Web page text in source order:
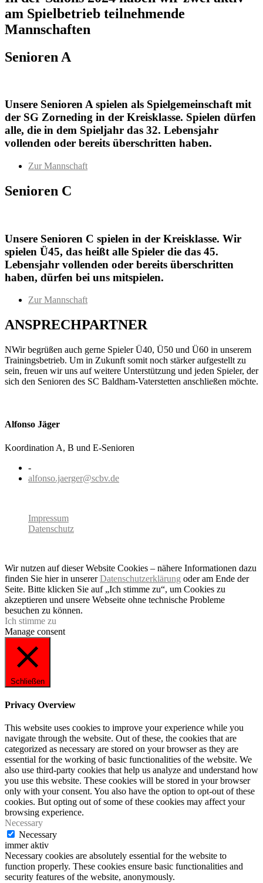
am Spielbetrieb teilnehmende
Mannschaften
Senioren A
Unsere Senioren A spielen als Spielgemeinschaft mit
der SG Zorneding in der Kreisklasse. Spielen dürfen
alle, die in dem Spieljahr das 32. Lebensjahr
vollenden oder bereits überschritten haben.
Zur Mannschaft
Senioren C
Unsere Senioren C spielen in der Kreisklasse. Wir
spielen Ü45, das heißt alle Spieler die das 45.
Lebensjahr vollenden oder bereits überschritten
haben, dürfen bei uns mitspielen.
Zur Mannschaft
ANSPRECHPARTNER
NWir begrüßen auch gerne Spieler Ü40, Ü50 und Ü60 in unserem
Trainingsbetrieb. Um in Zukunft somit noch stärker aufgestellt zu
sein, freuen wir uns auf weitere Unterstützung und jeden Spieler, der
sich den Senioren des SC Baldham-Vaterstetten anschließen möchte.
Alfonso Jäger
Koordination A, B und E-Senioren
-
alfonso.jaerger@scbv.de
Impressum
Datenschutz
Wir nutzen auf dieser Website Cookies – nähere Informationen dazu
finden Sie hier in unsererDatenschutzerklärung oder am Ende der
Seite. Bitte klicken Sie auf „Ich stimme zu“, um Cookies zu
akzeptieren und unsere Webseite ohne technische Probleme
besuchen zu können.
Ich stimme zu
Manage consent
Schließen
Privacy Overview
This website uses cookies to improve your experience while you
navigate through the website. Out of these, the cookies that are
categorized as necessary are stored on your browser as they are
essential for the working of basic functionalities of the website. We
also use third-party cookies that help us analyze and understand how
you use this website. These cookies will be stored in your browser
only with your consent. You also have the option to opt-out of these
cookies. But opting out of some of these cookies may affect your
browsing experience.
Necessary
Necessary
immer aktiv
Necessary cookies are absolutely essential for the website to
function properly. These cookies ensure basic functionalities and
security features of the website, anonymously.